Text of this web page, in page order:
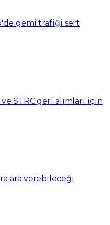
gemi trafiği sert
STRC geri alımları için
ara verebileceği